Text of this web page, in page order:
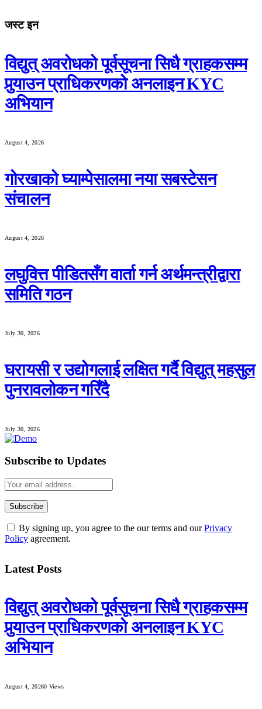
जस्ट इन
विद्युत् अवरोधको पूर्वसूचना सिधै ग्राहकसम्म
पुर्‍याउन प्राधिकरणको अनलाइन KYC
अभियान
August 4, 2026
गोरखाको घ्याम्पेसालमा नया सबस्टेसन
संचालन
August 4, 2026
लघुवित्त पीडितसँग वार्ता गर्न अर्थमन्त्रीद्वारा
समिति गठन
July 30, 2026
घरायसी र उद्योगलाई लक्षित गर्दै विद्युत् महसुल
पुनरावलोकन गरिँदै
July 30, 2026
Subscribe to Updates
By signing up, you agree to the our terms and ourPrivacy
Policy agreement.
Latest Posts
विद्युत् अवरोधको पूर्वसूचना सिधै ग्राहकसम्म
पुर्‍याउन प्राधिकरणको अनलाइन KYC
अभियान
August 4, 20260 Views